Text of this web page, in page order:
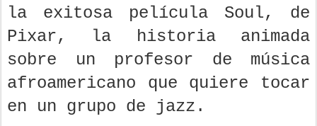
la exitosa película Soul, de
Pixar, la historia animada
sobre un profesor de música
afroamericano que quiere tocar
en un grupo de jazz.